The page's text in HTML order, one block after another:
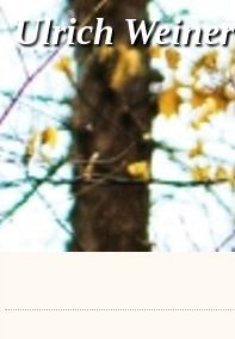
Ulrich Weiner